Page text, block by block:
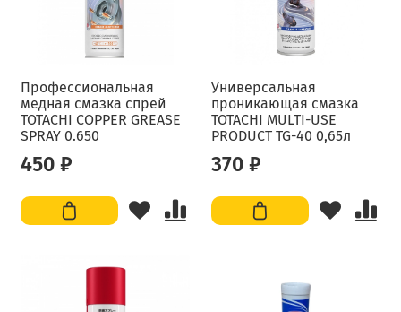
Профессиональная
медная смазка спрей
TOTACHI COPPER GREASE
SPRAY 0.650
450 ₽
Универсальная
проникающая смазка
TOTACHI MULTI-USE
PRODUCT TG-40 0,65л
370 ₽